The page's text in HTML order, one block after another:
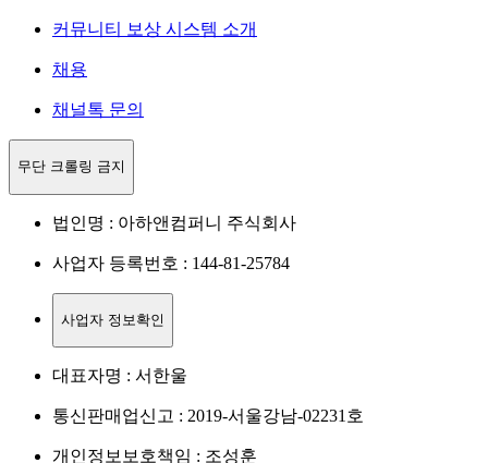
커뮤니티 보상 시스템 소개
채용
채널톡 문의
무단 크롤링 금지
법인명 : 아하앤컴퍼니 주식회사
사업자 등록번호 : 144-81-25784
사업자 정보확인
대표자명 : 서한울
통신판매업신고 : 2019-서울강남-02231호
개인정보보호책임 : 조성훈